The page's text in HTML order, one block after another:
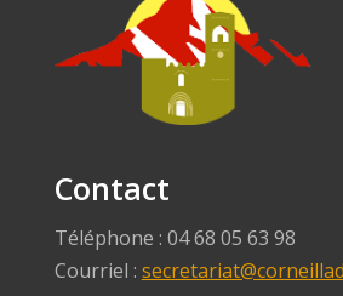
Contact
Téléphone : 04 68 05 63 98
Courriel :